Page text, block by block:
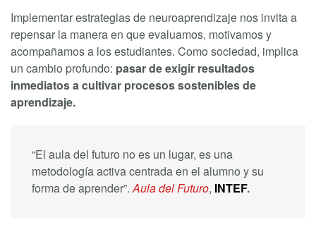
Implementar estrategias de neuroaprendizaje nos invita a
repensar la manera en que evaluamos, motivamos y
acompañamos a los estudiantes. Como sociedad, implica
un cambio profundo: pasar de exigir resultados
inmediatos a cultivar procesos sostenibles de
aprendizaje.
“El aula del futuro no es un lugar, es una
metodología activa centrada en el alumno y su
forma de aprender”.Aula del Futuro, INTEF.